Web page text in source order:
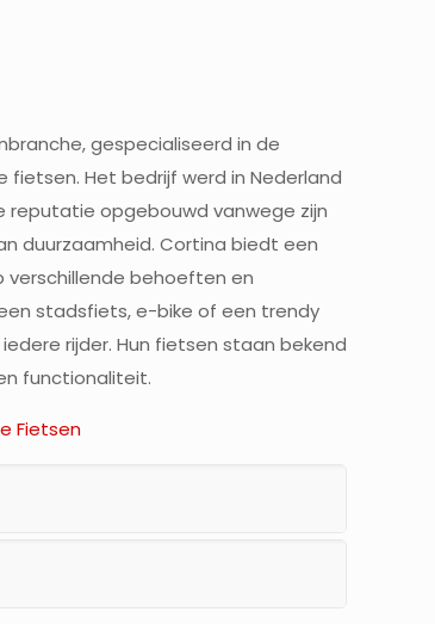
gespecialiseerd in de
Het bedrijf werd in Nederland
opgebouwd vanwege zijn
duurzaamheid. Cortina biedt een
verschillende behoeften en
stadsfiets, e-bike of een trendy
rijder. Hun fietsen staan bekend
functionaliteit.
Fietsen